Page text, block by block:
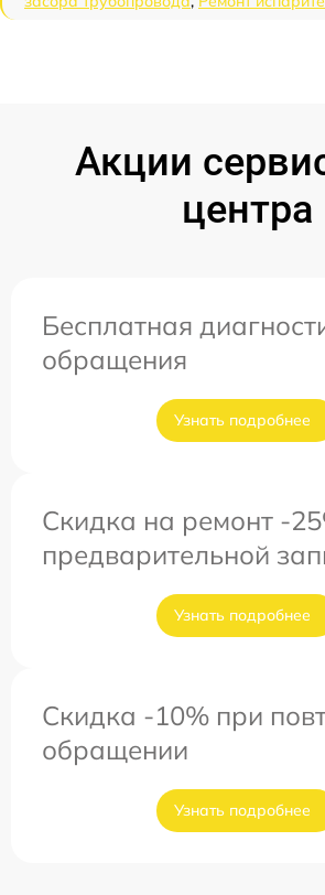
Акции
центра
Бесплатная
обращения
Узнать подробнее
Скидка на ремонт -
предварительной
Узнать подробнее
Скидка -10% при
обращении
Узнать подробнее